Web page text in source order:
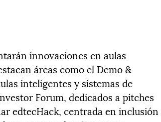
innovaciones en aulas
áreas como el Demo &
inteligentes y sistemas de
Forum, dedicados a pitches
edtecHack, centrada en inclusión